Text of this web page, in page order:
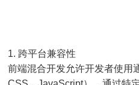
1. 跨平台兼容性
前端混合开发允许开发者使用